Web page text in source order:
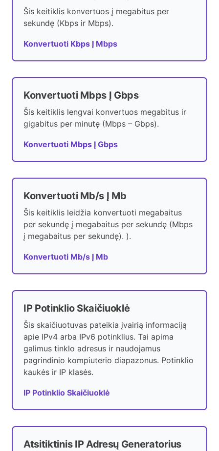
Šis keitiklis konvertuos į megabitus per
sekundę (Kbps ir Mbps).
Konvertuoti Kbps Į Mbps
Konvertuoti Mbps Į Gbps
Šis keitiklis lengvai konvertuos megabitus ir
gigabitus per minutę (Mbps – Gbps).
Konvertuoti Mbps Į Gbps
Konvertuoti Mb/s Į Mb
Šis keitiklis leidžia konvertuoti megabaitus
per sekundę į megabaitus per sekundę (Mbps
į megabaitus per sekundę). ).
Konvertuoti Mb/s Į Mb
IP Potinklio Skaičiuoklė
Šis skaičiuotuvas pateikia įvairią informaciją
apie IPv4 arba IPv6 potinklius. Tai apima
galimus tinklo adresus ir naudojamus
pagrindinio kompiuterio diapazonus. Potinklio
kaukės ir IP klasės.
IP Potinklio Skaičiuoklė
Atsitiktinis IP Adresų Generatorius